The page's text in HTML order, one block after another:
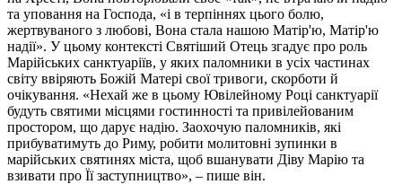
та уповання на Господа, «і в терпіннях цього болю,
жертвуваного з любові, Вона стала нашою Матір'ю, Матір'ю
надії». У цьому контексті Святіший Отець згадує про роль
Марійських санктуаріїв, у яких паломники в усіх частинах
світу ввіряють Божій Матері свої тривоги, скорботи й
очікування. «Нехай же в цьому Ювілейному Році санктуарії
будуть святими місцями гостинності та привілейованим
простором, що дарує надію. Заохочую паломників, які
прибуватимуть до Риму, робити молитовні зупинки в
марійських святинях міста, щоб вшанувати Діву Марію та
взивати про Її заступництво», – пише він.